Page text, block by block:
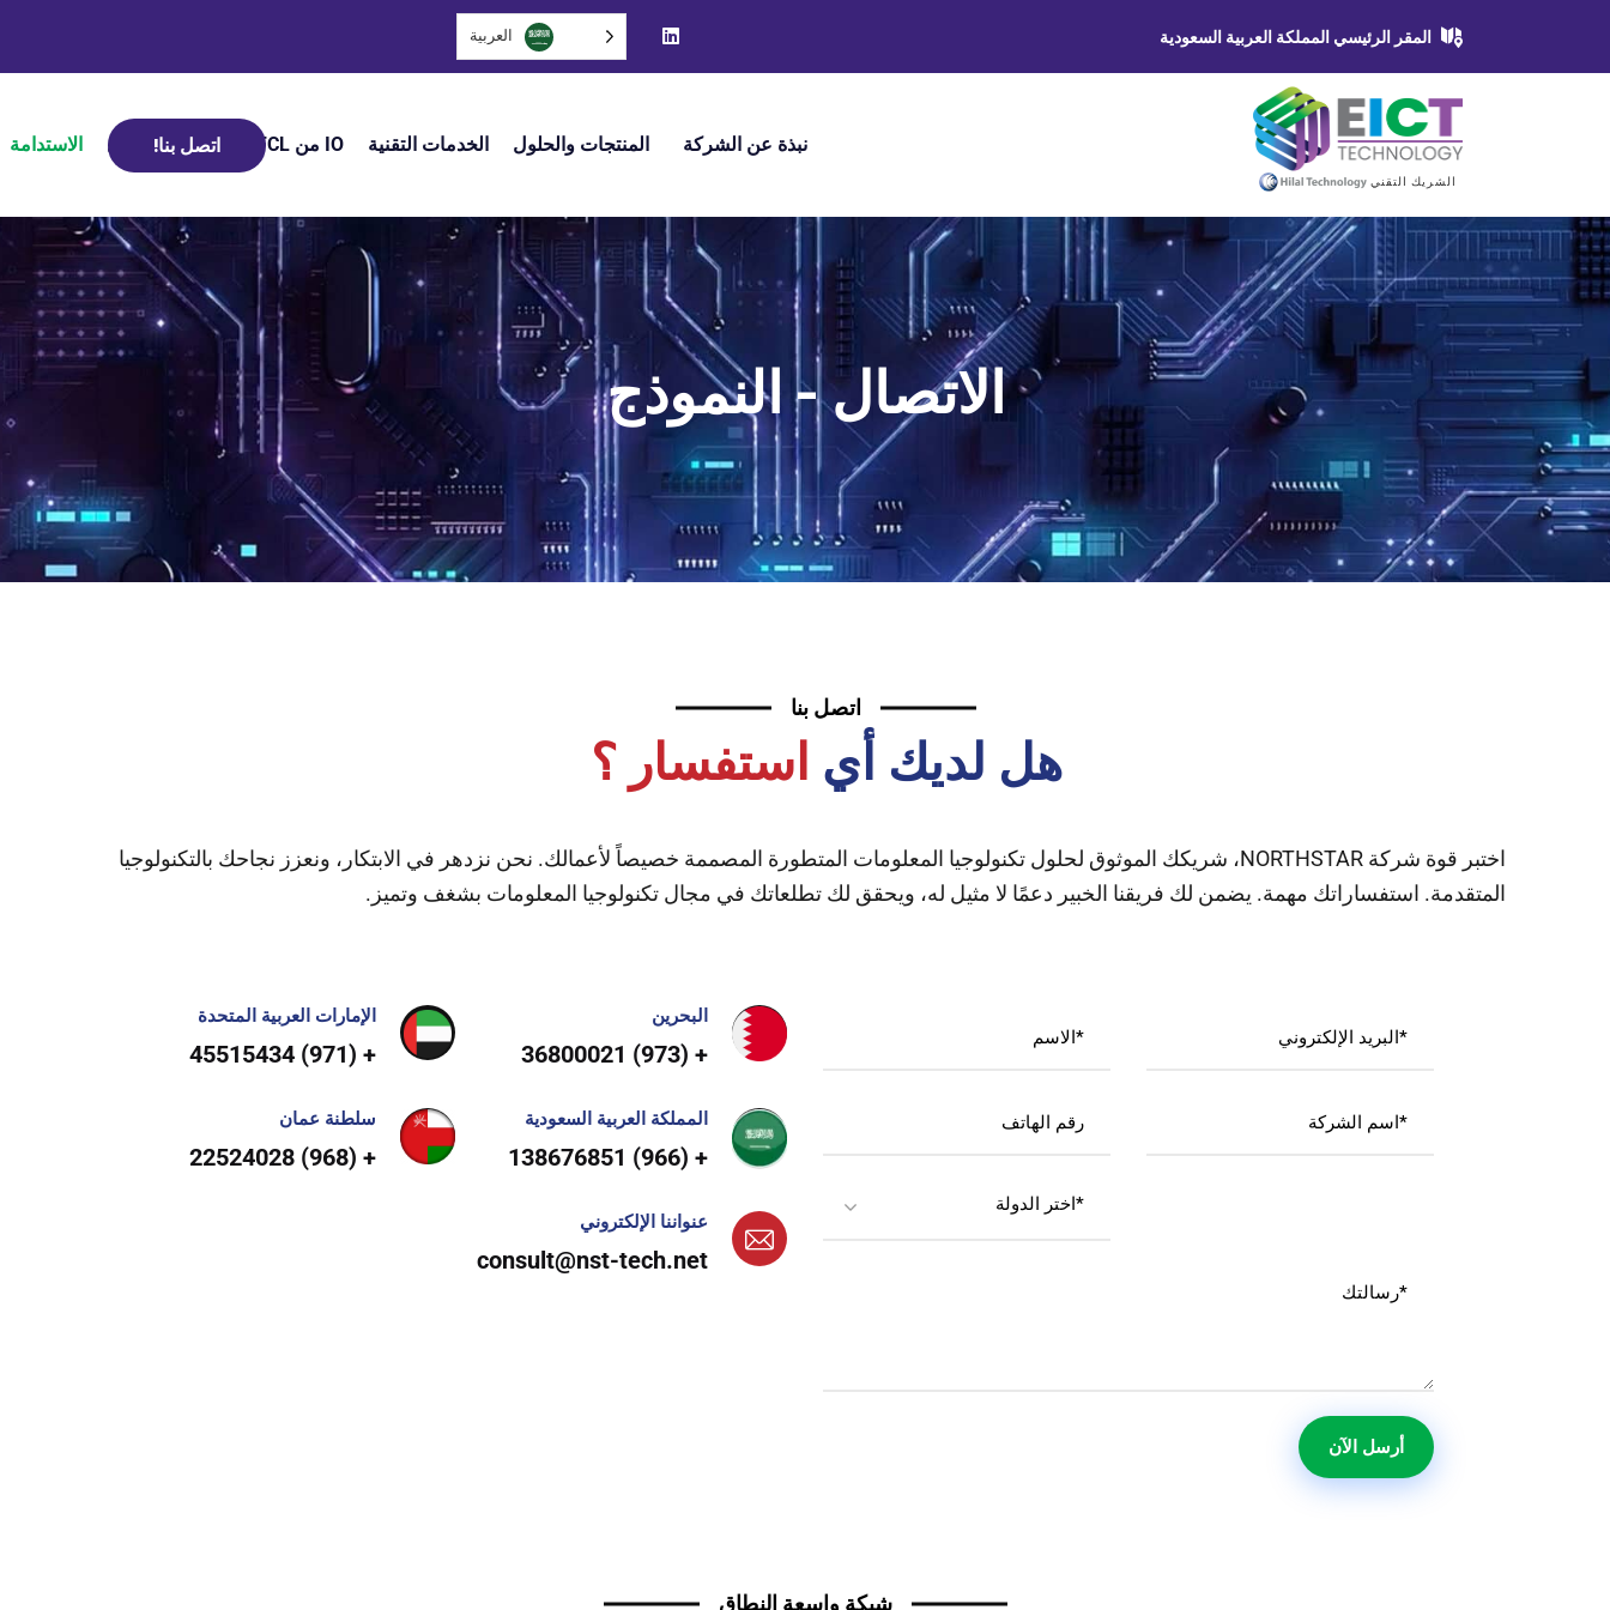
المقر الرئيسي المملكة العربية السعودية العربية‏
الشريك التقني
نبذة عن الشركة المنتجات والحلول الخدمات التقنية IO من HFCL إدارة الأسطول الاستدامة اتصل بنا!
الاتصال - النموذج
اتصل بنا
هل لديك أي استفسار ؟
اختبر قوة شركة NORTHSTAR، شريكك الموثوق لحلول تكنولوجيا المعلومات المتطورة المصممة خصيصاً لأعمالك. نحن نزدهر في الابتكار، ونعزز نجاحك بالتكنولوجيا
المتقدمة. استفساراتك مهمة. يضمن لك فريقنا الخبير دعمًا لا مثيل له، ويحقق لك تطلعاتك في مجال تكنولوجيا المعلومات بشغف وتميز.
اختر الدولة*
أرسل الآن
البحرين
+ (973) 36800021
الإمارات العربية المتحدة
+ (971) 45515434
المملكة العربية السعودية
+ (966) 138676851
سلطنة عمان
+ (968) 22524028
عنواننا الإلكتروني
consult@nst-tech.net
شبكة واسعة النطاق